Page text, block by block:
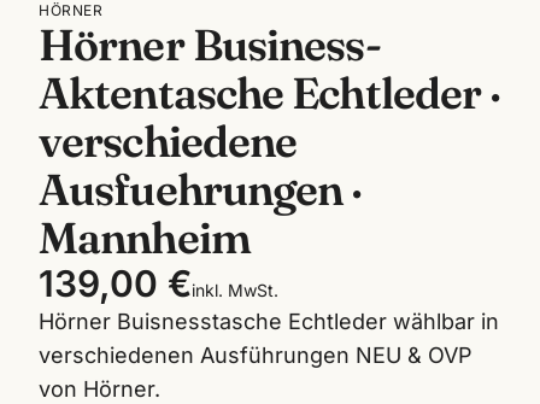
HÖRNER
Hörner Business-
Aktentasche Echtleder ·
verschiedene
Ausfuehrungen ·
Mannheim
139,00 €inkl. MwSt.
Hörner Buisnesstasche Echtleder wählbar in
verschiedenen Ausführungen NEU & OVP
von Hörner.